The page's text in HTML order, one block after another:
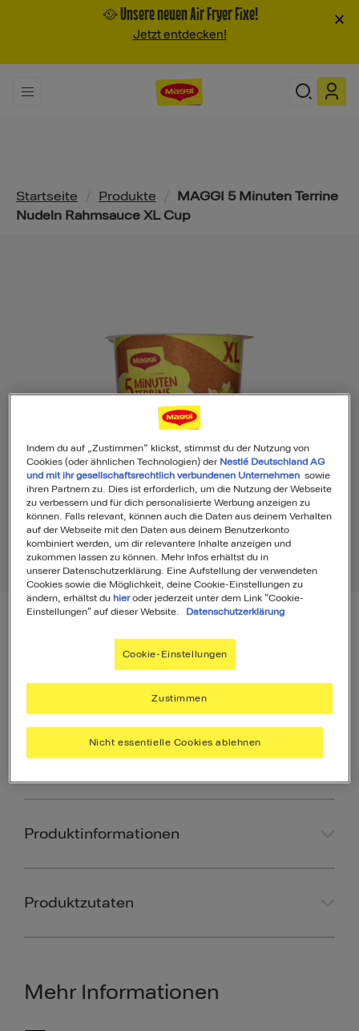
🥘 Unsere neuen Air Fryer Fixe!
Jetzt entdecken!
×
Pfadnavigation
Startseite Produkte
MAGGI 5 Minuten Terrine
Nudeln Rahmsauce XL Cup
MAGGI 5 Minuten Terrine Nudeln
Rahmsauce XL Cup
28
Produktinformationen
Produktzutaten
Mehr Informationen
Indem du auf „Zustimmen“ klickst, stimmst du der Nutzung von
Cookies (oder ähnlichen Technologien) der Nestlé Deutschland AG
und mit ihr gesellschaftsrechtlich verbundenen Unternehmen sowie
ihren Partnern zu. Dies ist erforderlich, um die Nutzung der Webseite
zu verbessern und für dich personalisierte Werbung anzeigen zu
können. Falls relevant, können auch die Daten aus deinem Verhalten
auf der Webseite mit den Daten aus deinem Benutzerkonto
kombiniert werden, um dir relevantere Inhalte anzeigen und
zukommen lassen zu können. Mehr Infos erhältst du in
unserer Datenschutzerklärung. Eine Aufstellung der verwendeten
Cookies sowie die Möglichkeit, deine Cookie-Einstellungen zu
ändern, erhältst du hieroder jederzeit unter dem Link "Cookie-
Einstellungen" auf dieser Website.
Datenschutzerklärung
Cookie-Einstellungen
Nicht essentielle Cookies ablehnen
Zustimmen